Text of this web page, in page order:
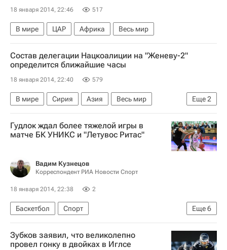
18 января 2014, 22:46 517
В мире ЦАР Африка Весь мир
Состав делегации Нацкоалиции на "Женеву-2"
определится ближайшие часы
18 января 2014, 22:40 579
Еще2
В мире Сирия Азия
Весь мир
Лахдар Брахими
Подготовка мирной конференции по Сирии
Гудлок ждал более тяжелой игры в
матче БК УНИКС и "Летувос Ритас"
Вадим Кузнецов
Корреспондент РИА Новости Спорт
18 января 2014, 22:38 2
Еще6
Баскетбол
Спорт
Мультимедийный спортивный пакет
Единая лига ВТБ
Летувос Ритас
Зубков заявил, что великолепно
провел гонку в двойках в Иглсе